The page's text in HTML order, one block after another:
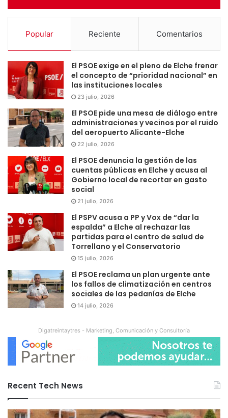
Popular Reciente Comentarios
El PSOE exige en el pleno de Elche frenar
el concepto de “prioridad nacional” en
las instituciones locales
23 julio, 2026
El PSOE pide una mesa de diálogo entre
administraciones y vecinos por el ruido
del aeropuerto Alicante-Elche
22 julio, 2026
El PSOE denuncia la gestión de las
cuentas públicas en Elche y acusa al
Gobierno local de recortar en gasto
social
21 julio, 2026
El PSPV acusa a PP y Vox de “dar la
espalda” a Elche al rechazar las
partidas para el centro de salud de
Torrellano y el Conservatorio
15 julio, 2026
El PSOE reclama un plan urgente ante
los fallos de climatización en centros
sociales de las pedanías de Elche
14 julio, 2026
Digatreintaytres - Marketing, Comunicación y Consultoría
Recent Tech News